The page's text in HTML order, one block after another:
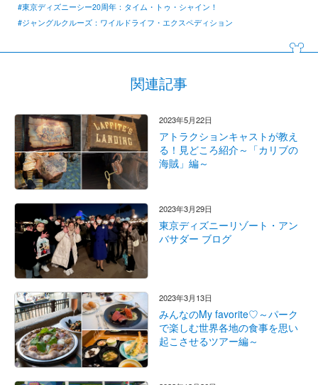
#東京ディズニーシー20周年：タイム・トゥ・シャイン！
#ジャングルクルーズ：ワイルドライフ・エクスペディション
関連記事
2023年5月22日
アトラクションキャストが教え
る！見どころ紹介～「カリブの
海賊」編～
2023年3月29日
東京ディズニーリゾート・アン
バサダー ブログ
2023年3月13日
みんなのMy favorite♡～パーク
で楽しむ世界各地の食事を思い
起こさせるツアー編～